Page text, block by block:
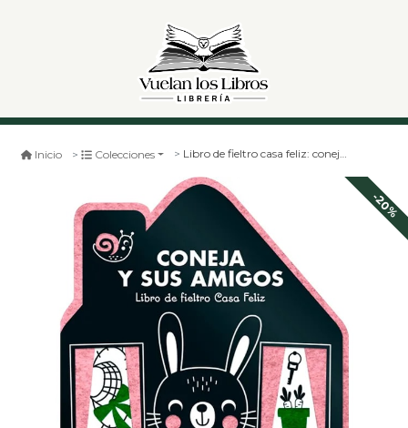
Inicio Colecciones Libro de fieltro casa feliz: coneja y sus amigos
-20%